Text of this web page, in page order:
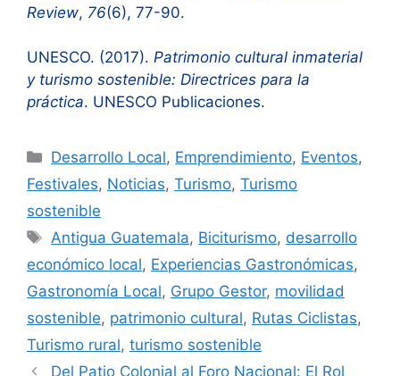
Review, 76(6), 77-90.
UNESCO. (2017). Patrimonio cultural inmaterial
y turismo sostenible: Directrices para la
práctica. UNESCO Publicaciones.
Categorías
Desarrollo Local, Emprendimiento, Eventos,
Festivales, Noticias, Turismo, Turismo
sostenible
Etiquetas
Antigua Guatemala, Biciturismo, desarrollo
económico local, Experiencias Gastronómicas,
Gastronomía Local, Grupo Gestor, movilidad
sostenible, patrimonio cultural, Rutas Ciclistas,
Turismo rural, turismo sostenible
Del Patio Colonial al Foro Nacional: El Rol